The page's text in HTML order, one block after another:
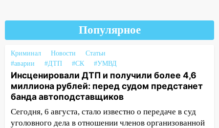
16:09 Ветераны легкой атлетики из
Ульяновска успешно выступили на
Чемпионате России
16:02
В Ульяновской области убрали
более 28% площадей зерновых и
зернобобовых культур
15:51 Бросила кирпич в жену брата: в
Ульяновской области завели дело на
агрессивную женщину
Популярное
Криминал Новости
Статьи
#аварии
#ДТП #СК #УМВД
Инсценировали ДТП и получили более 4,6
миллиона рублей: перед судом предстанет
банда автоподставщиков
Сегодня, 6 августа, стало известно о передаче в суд
уголовного дела в отношении членов организованной